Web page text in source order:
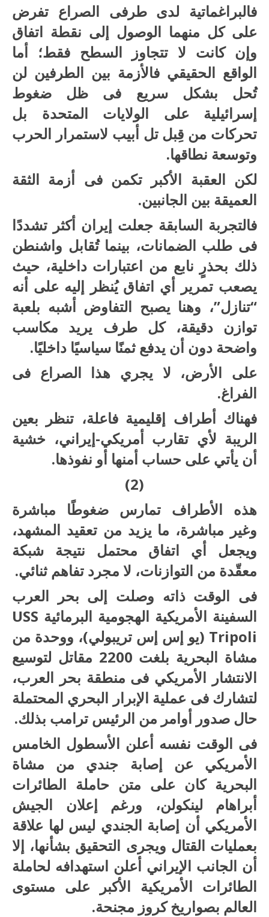
فالبراغماتية لدى طرفى الصراع تفرض
على كل منهما الوصول إلى نقطة اتفاق
وإن كانت لا تتجاوز السطح فقط؛ أما
الواقع الحقيقي فالأزمة بين الطرفين لن
تُحل بشكل سريع فى ظل ضغوط
إسرائيلية على الولايات المتحدة بل
تحركات من قِبل تل أبيب لاستمرار الحرب
وتوسعة نطاقها.
لكن العقبة الأكبر تكمن فى أزمة الثقة
العميقة بين الجانبين.
فالتجربة السابقة جعلت إيران أكثر تشددًا
فى طلب الضمانات، بينما تُقابل واشنطن
ذلك بحذرٍ نابع من اعتبارات داخلية، حيث
يصعب تمرير أي اتفاق يُنظر إليه على أنه
“تنازل”، وهنا يصبح التفاوض أشبه بلعبة
توازن دقيقة، كل طرف يريد مكاسب
واضحة دون أن يدفع ثمنًا سياسيًا داخليًا.
على الأرض، لا يجري هذا الصراع فى
الفراغ.
فهناك أطراف إقليمية فاعلة، تنظر بعين
الريبة لأي تقارب أمريكي-إيراني، خشية
أن يأتي على حساب أمنها أو نفوذها.
هذه الأطراف تمارس ضغوطًا مباشرة
وغير مباشرة، ما يزيد من تعقيد المشهد،
ويجعل أي اتفاق محتمل نتيجة شبكة
معقّدة من التوازنات، لا مجرد تفاهم ثنائي.
فى الوقت ذاته وصلت إلى بحر العرب
السفينة الأمريكية الهجومية البرمائية USS
Tripoli (يو إس إس تريبولي)، ووحدة من
مشاة البحرية بلغت 2200 مقاتل لتوسيع
الانتشار الأمريكي فى منطقة بحر العرب،
لتشارك فى عملية الإبرار البحري المحتملة
حال صدور أوامر من الرئيس ترامب بذلك.
فى الوقت نفسه أعلن الأسطول الخامس
الأمريكي عن إصابة جندي من مشاة
البحرية كان على متن حاملة الطائرات
أبراهام لينكولن، ورغم إعلان الجيش
الأمريكي أن إصابة الجندي ليس لها علاقة
بعمليات القتال ويجرى التحقيق بشأنها، إلا
أن الجانب الإيراني أعلن استهدافه لحاملة
الطائرات الأمريكية الأكبر على مستوى
العالم بصواريخ كروز مجنحة.